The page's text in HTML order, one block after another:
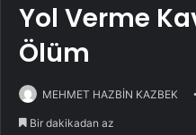
Yol Verme
Ölüm
MEHMET HAZBİN KAZBEK
Bir dakikadan az